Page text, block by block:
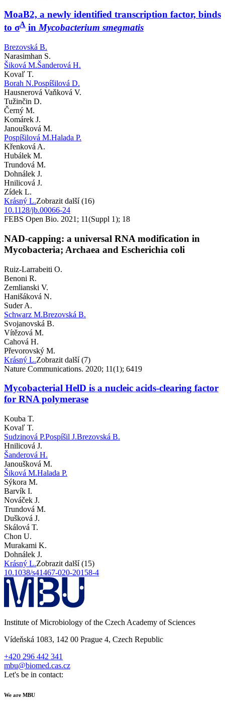
MoaB2, a newly identified transcription factor, binds
to σA inMycobacterium smegmatis
Brezovská B.
Narasimhan S.
Šiková M.Šanderová H.
Kovaľ T.
Borah N.Pospíšilová D.
Hausnerová Vaňková V.
Tužinčin D.
Černý M.
Komárek J.
Janoušková M.
Pospíšilová M.Halada P.
Křenková A.
Hubálek M.
Trundová M.
Dohnálek J.
Hnilicová J.
Zídek L.
Krásný L.Zobrazit další (16)
10.1128/jb.00066-24
FEBS Open Bio. 2021; 11(Suppl 1); 18
NAD-capping: a universal RNA modification in
Mycobacteria; Archaea and Escherichia coli
Ruiz-Larrabeiti O.
Benoni R.
Zemlianski V.
Hanišáková N.
Suder A.
Schwarz M.Brezovská B.
Svojanovská B.
Vítězová M.
Cahová H.
Převorovský M.
Krásný L.Zobrazit další (7)
Nature Communications. 2020; 11(1); 6419
Mycobacterial HelD is a nucleic acids-clearing factor
for RNA polymerase
Kouba T.
Kovaľ T.
Sudzinová P.Pospíšil J.Brezovská B.
Hnilicová J.
Šanderová H.
Janoušková M.
Šiková M.Halada P.
Sýkora M.
Barvík I.
Nováček J.
Trundová M.
Dušková J.
Skálová T.
Chon U.
Murakami K.
Dohnálek J.
Krásný L.Zobrazit další (15)
10.1038/s41467-020-20158-4
Institute of Microbiology of the Czech Academy of Sciences
Vídeňská 1083, 142 00 Prague 4, Czech Republic
+420 296 442 341
mbu@biomed.cas.cz
Let's be in contact:
We are MBU